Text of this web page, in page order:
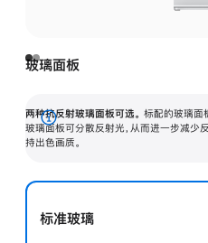
玻璃面板
两种抗反射玻璃面板可选。 标配的玻璃面
玻璃面板可分散反射光，从而进一步减少
持出色画质。
展
开
标准玻璃